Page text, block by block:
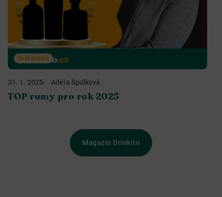
Svět drinků
31. 1. 2025 Adéla Špulková
TOP rumy pro rok 2025
Magazín Drinkito